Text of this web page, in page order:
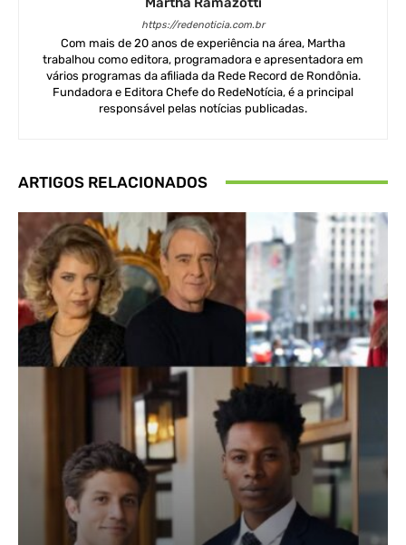
https://redenoticia.com.br
Com mais de 20 anos de experiência na área, Martha
trabalhou como editora, programadora e apresentadora em
vários programas da afiliada da Rede Record de Rondônia.
Fundadora e Editora Chefe do RedeNotícia, é a principal
responsável pelas notícias publicadas.
ARTIGOS RELACIONADOS